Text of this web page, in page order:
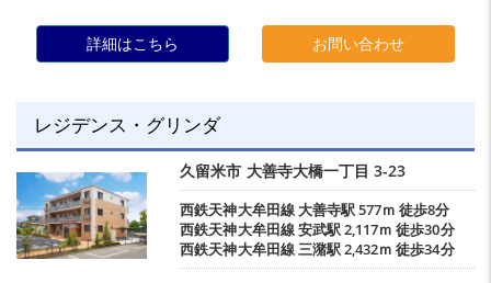
詳細はこちら お問い合わせ
レジデンス・グリンダ
久留米市 大善寺大橋一丁目 3-23
西鉄天神大牟田線大善寺駅577ｍ 徒歩8分
西鉄天神大牟田線安武駅2,117ｍ 徒歩30分
西鉄天神大牟田線三潴駅2,432ｍ 徒歩34分